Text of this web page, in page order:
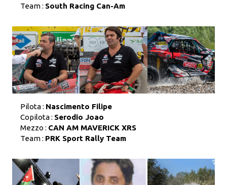
Team : South Racing Can-Am
Pilota : Nascimento Filipe
Copilota : Serodio Joao
Mezzo : CAN AM MAVERICK XRS
Team : PRK Sport Rally Team